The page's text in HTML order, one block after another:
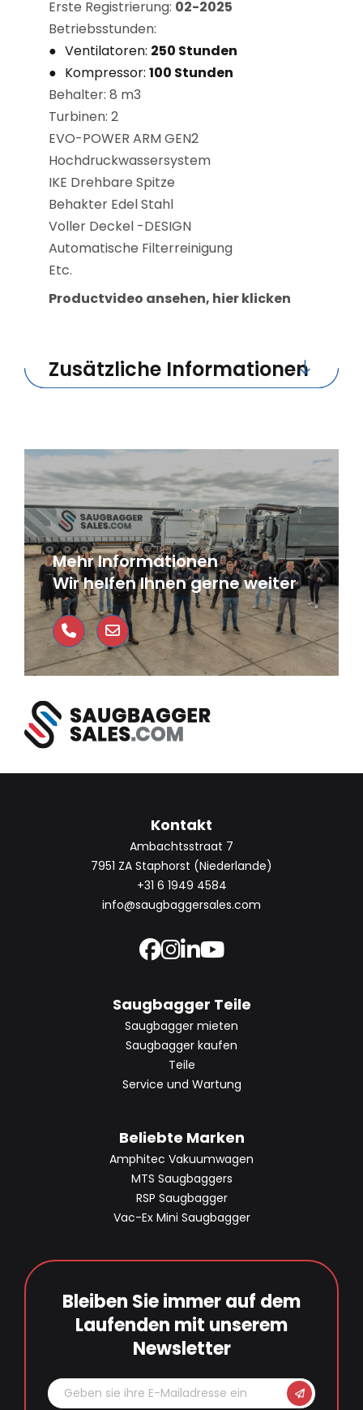
Mehr Informationen
Wir helfen Ihnen gerne weiter
Erste Registrierung: 02-2025
Betriebsstunden:
Ventilatoren: 250 Stunden
Kompressor: 100 Stunden
Behalter: 8 m3
Turbinen: 2
EVO-POWER ARM GEN2
Hochdruckwassersystem
IKE Drehbare Spitze
Behakter Edel Stahl
Voller Deckel -DESIGN
Automatische Filterreinigung
Etc.
Productvideo ansehen, hier klicken
Zusätzliche Informationen
Kontakt
Ambachtsstraat 7
7951 ZA Staphorst (Niederlande)
+31 6 1949 4584
info@saugbaggersales.com
Saugbagger Teile
Saugbagger mieten
Saugbagger kaufen
Teile
Service und Wartung
Beliebte Marken
Amphitec Vakuumwagen
MTS Saugbaggers
RSP Saugbagger
Vac-Ex Mini Saugbagger
Bleiben Sie immer auf dem
Laufenden mit unserem
Newsletter